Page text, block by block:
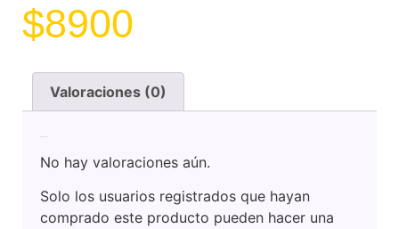
$8900
Valoraciones (0)
No hay valoraciones aún.
Solo los usuarios registrados que hayan
comprado este producto pueden hacer una